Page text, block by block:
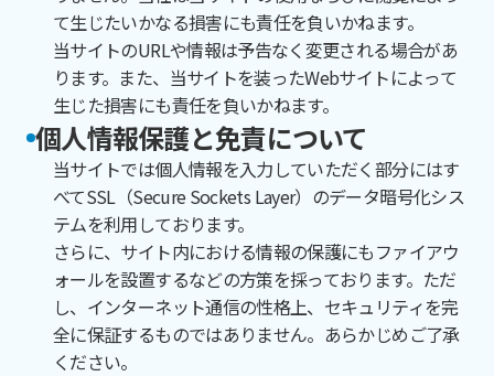
て生じたいかなる損害にも責任を負いかねます。
当サイトのURLや情報は予告なく変更される場合があ
ります。また、当サイトを装ったWebサイトによって
生じた損害にも責任を負いかねます。
個人情報保護と免責について
当サイトでは個人情報を入力していただく部分にはす
べてSSL（Secure Sockets Layer）のデータ暗号化シス
テムを利用しております。
さらに、サイト内における情報の保護にもファイアウ
ォールを設置するなどの方策を採っております。ただ
し、インターネット通信の性格上、セキュリティを完
全に保証するものではありません。あらかじめご了承
ください。